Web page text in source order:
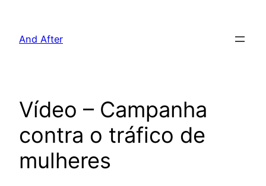
And After
Vídeo – Campanha
contra o tráfico de
mulheres